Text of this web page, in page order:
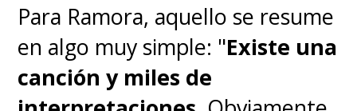
Para Ramora, aquello se resume
en algo muy simple: "Existe una
canción y miles de